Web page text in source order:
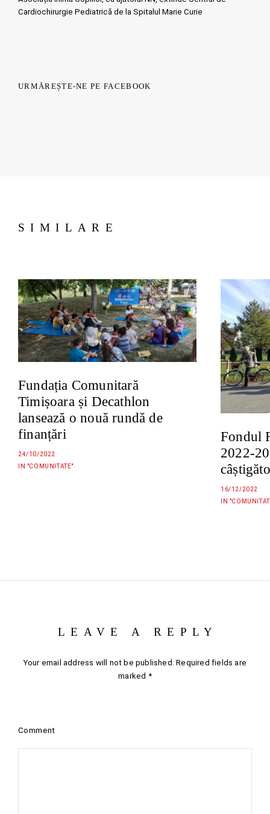
Cardiochirurgie Pediatrică de la Spitalul Marie Curie
URMĂREȘTE-NE PE FACEBOOK
SIMILARE
Fundația Comunitară
Timișoara și Decathlon
lansează o nouă rundă de
finanțări
24/10/2022
IN "COMUNITATE"
Fondul
2022-
16/12/2022
IN
LEAVE A REPLY
Your email address will not be published. Required fields are
marked *
Comment